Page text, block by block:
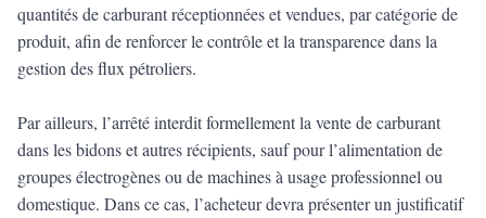
quantités de carburant réceptionnées et vendues, par catégorie de
produit, afin de renforcer le contrôle et la transparence dans la
gestion des flux pétroliers.
Par ailleurs, l’arrêté interdit formellement la vente de carburant
dans les bidons et autres récipients, sauf pour l’alimentation de
groupes électrogènes ou de machines à usage professionnel ou
domestique. Dans ce cas, l’acheteur devra présenter un justificatif